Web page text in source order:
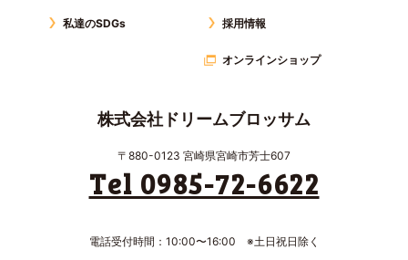
私達のSDGs 採用情報
オンラインショップ
株式会社ドリームブロッサム
〒880-0123 宮崎県宮崎市芳士607
Tel 0985-72-6622
電話受付時間：10:00〜16:00 ※土日祝日除く